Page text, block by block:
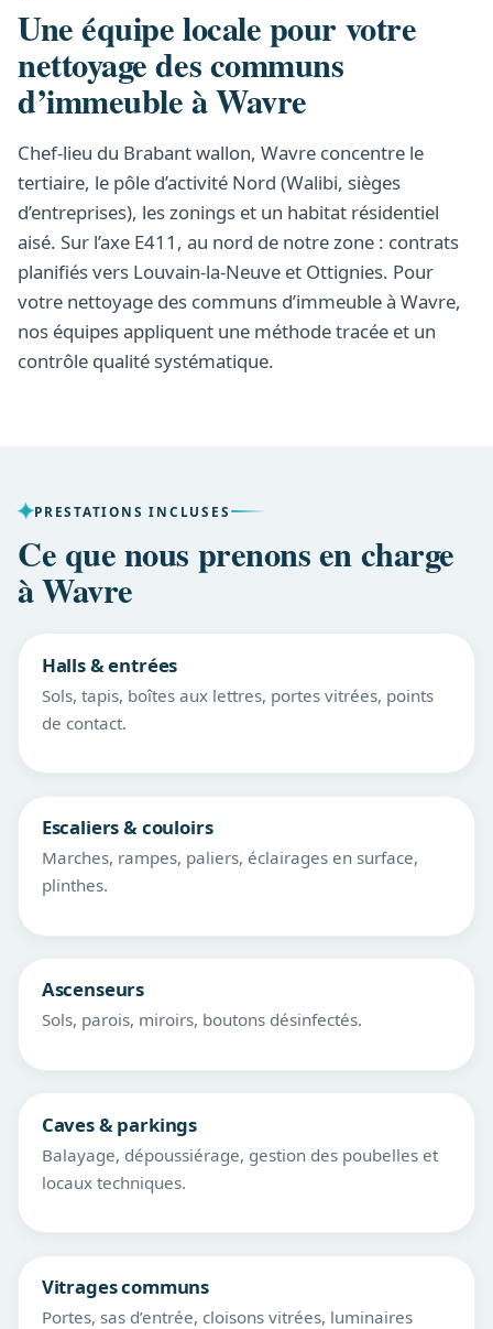
Une équipe locale pour votre
nettoyage des communs
d’immeuble à Wavre
Chef-lieu du Brabant wallon, Wavre concentre le
tertiaire, le pôle d’activité Nord (Walibi, sièges
d’entreprises), les zonings et un habitat résidentiel
aisé. Sur l’axe E411, au nord de notre zone : contrats
planifiés vers Louvain-la-Neuve et Ottignies. Pour
votre nettoyage des communs d’immeuble à Wavre,
nos équipes appliquent une méthode tracée et un
contrôle qualité systématique.
PRESTATIONS INCLUSES
Ce que nous prenons en charge
à Wavre
Halls & entrées
Sols, tapis, boîtes aux lettres, portes vitrées, points
de contact.
Escaliers & couloirs
Marches, rampes, paliers, éclairages en surface,
plinthes.
Ascenseurs
Sols, parois, miroirs, boutons désinfectés.
Caves & parkings
Balayage, dépoussiérage, gestion des poubelles et
locaux techniques.
Vitrages communs
Portes, sas d’entrée, cloisons vitrées, luminaires